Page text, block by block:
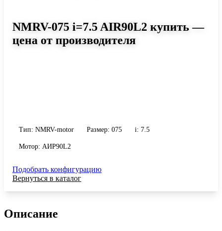
NMRV-075 i=7.5 AIR90L2 купить —
цена от производителя
Тип: NMRV-motor Размер: 075 i: 7.5
Мотор: АИР90L2
Подобрать конфигурацию
Вернуться в каталог
Описание